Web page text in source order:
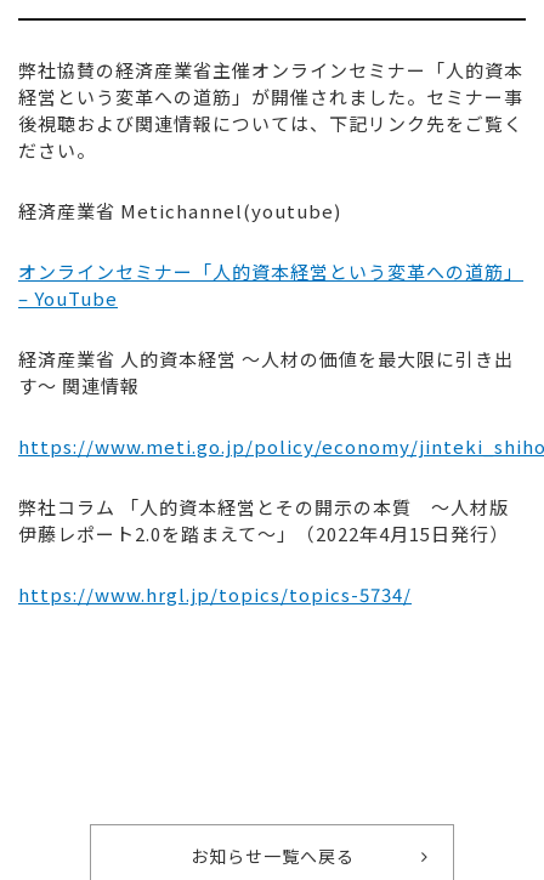
弊社協賛の経済産業省主催オンラインセミナー「人的資本
経営という変革への道筋」が開催されました。セミナー事
後視聴および関連情報については、下記リンク先をご覧く
ださい。
経済産業省 Metichannel(youtube)
オンラインセミナー「人的資本経営という変革への道筋」
– YouTube
経済産業省 人的資本経営 ～人材の価値を最大限に引き出
す～ 関連情報
https://www.meti.go.jp/policy/economy/
弊社コラム 「人的資本経営とその開示の本質 ～人材版
伊藤レポート2.0を踏まえて～」（2022年4月15日発行）
https://www.hrgl.jp/topics/topics-5734/
お知らせ一覧へ戻る